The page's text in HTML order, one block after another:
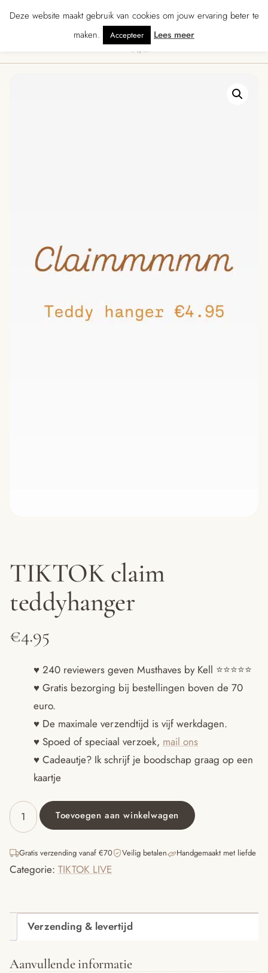
· Gratis verzending vanaf € 70 · Gratis kaartje met je bestelling •
TIKTOK claim
teddyhanger
€4.95
♥ 240 reviewers geven Musthaves by Kell ⭐️⭐️⭐️⭐️⭐️
♥ Gratis bezorging bij bestellingen boven de 70
euro.
♥ De maximale verzendtijd is vijf werkdagen.
♥ Spoed of speciaal verzoek, mail ons
♥ Cadeautje? Ik schrijf je boodschap graag op een
kaartje
TIKTOK
claim
aantal
Toevoegen aan winkelwagen
Gratis verzending vanaf €70 Veilig betalen Handgemaakt met liefde
Categorie: TIKTOK LIVE
Verzending & levertijd
Aanvullende informatie
Deze website maakt gebruik van cookies om jouw ervaring beter te
maken.
Accepteer Lees meer